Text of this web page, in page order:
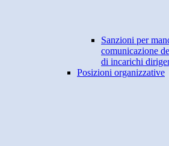
Sanzioni per
comunicazione
di incarichi
Posizioni organizzative